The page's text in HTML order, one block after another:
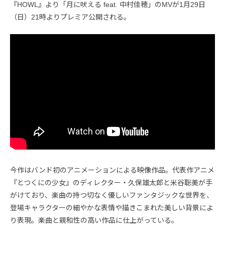
『HOWL』より「月に吠える feat. 中村佳穂」のMVが1月29日
（日）21時よりプレミア公開される。
今作はバンド初のアニメーションによる映像作品。代表作アニメ
『とつくにの少女』のディレクター・久保雄太郎と米谷聡美が手
がけており、楽曲の持つ切なく優しいファンタジックな世界を、
登場キャラクターの細やかな表情や描きこまれた美しい背景によ
り表現。楽曲と親和性の高い作品に仕上がっている。